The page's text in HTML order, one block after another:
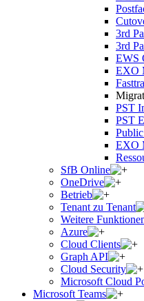
3rd
3rd
EWS
EXO
PST
PST
EXO
SfB Online
OneDrive
Betrieb
Tenant zu Tenant
Weitere
Azure
Cloud Clients
Graph API
Cloud Security
Microsoft Cloud
Microsoft Teams